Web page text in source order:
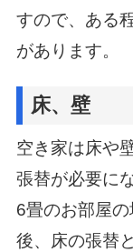
すので、ある
があります。
床、壁
空き家は床や
張替が必要に
6畳のお部屋
後、床の張替